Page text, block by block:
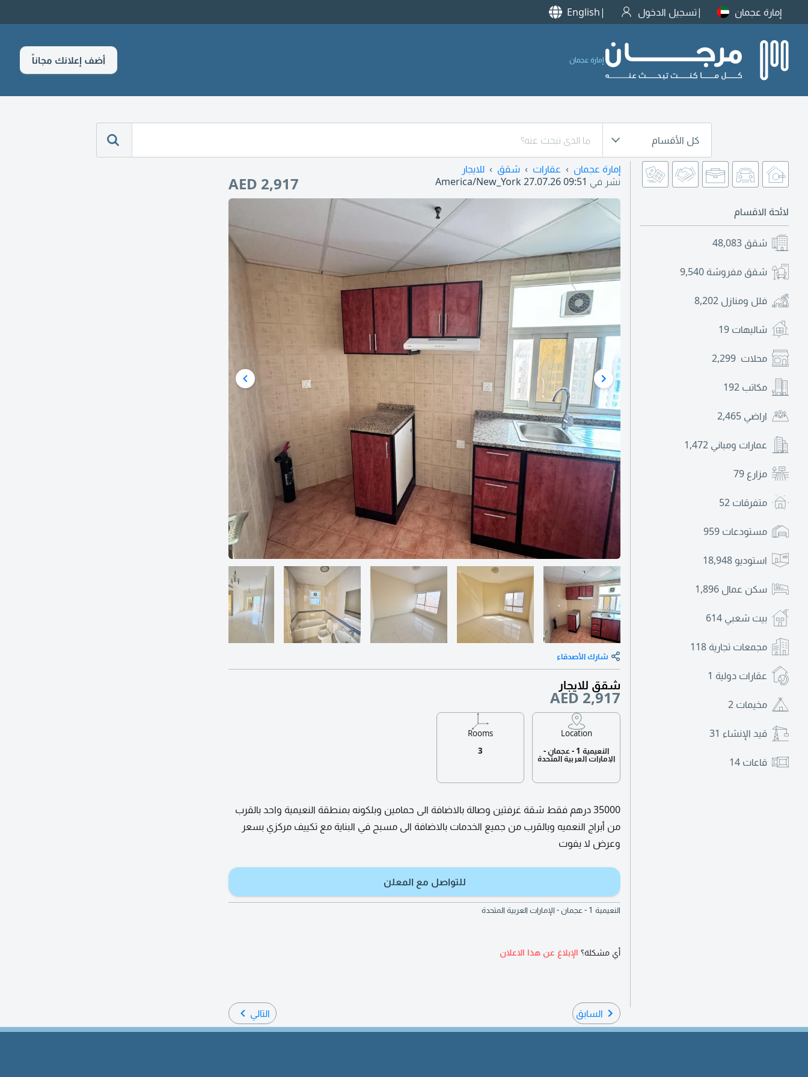
إمارة عجمان تسجيل الدخول English
إمارة عجمان أضف إعلانك مجاناً
كل الأقسام
لائحة الاقسام
شقق 48,083
شقق مفروشة 9,540
فلل ومنازل 8,202
شاليهات 19
محلات 2,299
مكاتب 192
اراضي 2,465
عمارات ومباني 1,472
مزارع 79
متفرقات 52
مستودعات 959
استوديو 18,948
سكن عمال 1,896
بيت شعبي 614
مجمعات تجارية 118
عقارات دولية 1
مخيمات 2
قيد الإنشاء 31
قاعات 14
إمارة عجمان عقارات شقق
للايجار
نشر في 27.07.26 09:51
AED 2,917
شارك الأصدقاء
شقق للايجار
AED 2,917
Location
النعيمية 1 - عجمان -
الإمارات العربية المتحدة
Rooms
3
35000 درهم فقط شقة غرفتين وصالة بالاضافة الى حمامين وبلكونه بمنطقة النعيمية واحد بالقرب
من أبراج النعميه وبالقرب من جميع الخدمات بالاضافة الى مسبح في البناية مع تكييف مركزي بسعر
وعرض لا يفوت
للتواصل مع المعلن
النعيمية 1 - عجمان - الإمارات العربية المتحدة
أي مشكلة؟ الإبلاغ عن هذا الاعلان
السابق التالي